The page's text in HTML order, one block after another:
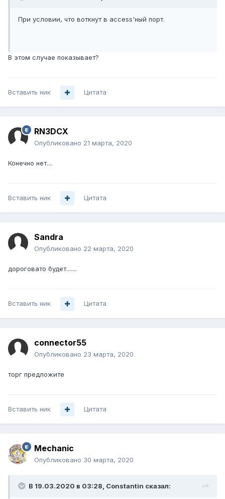
При условии, что воткнут в access'ный порт.
В этом случае показывает?
Вставить ник Цитата
RN3DCX
Опубликовано 21 марта, 2020
Конечно нет....
Вставить ник Цитата
Sandra
Опубликовано 22 марта, 2020
дороговато будет.......
Вставить ник Цитата
connector55
Опубликовано 23 марта, 2020
торг предложите
Вставить ник Цитата
Mechanic
Опубликовано 30 марта, 2020
В 19.03.2020 в 03:28, Constantin сказал: